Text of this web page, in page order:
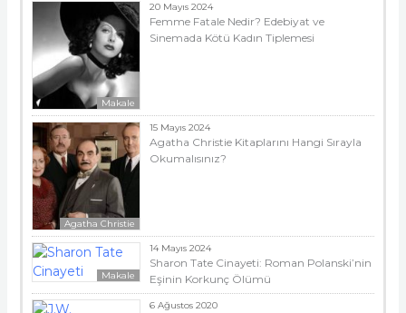
Makale
20 Mayıs 2024
Femme Fatale Nedir? Edebiyat ve
Sinemada Kötü Kadın Tiplemesi
Agatha Christie
15 Mayıs 2024
Agatha Christie Kitaplarını Hangi Sırayla
Okumalısınız?
Makale
14 Mayıs 2024
Sharon Tate Cinayeti: Roman Polanski’nin
Eşinin Korkunç Ölümü
6 Ağustos 2020